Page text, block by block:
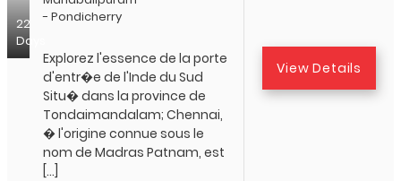
22
Days
- Pondicherry
Explorez l'essence de la porte
d'entr�e de l'Inde du Sud
Situ� dans la province de
Tondaimandalam; Chennai,
� l'origine connue sous le
nom de Madras Patnam, est
[…]
View Details